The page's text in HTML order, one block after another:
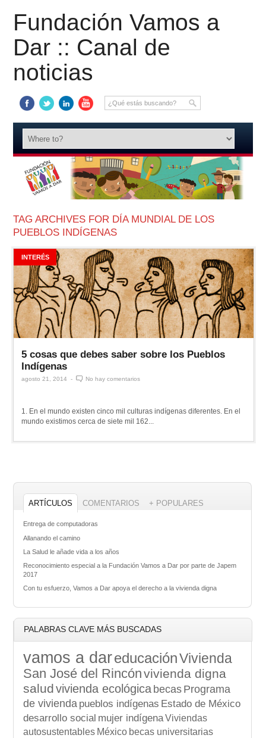
Fundación Vamos a
Dar :: Canal de
noticias
TAG ARCHIVES FOR DÍA MUNDIAL DE LOS
PUEBLOS INDÍGENAS
5 cosas que debes saber sobre los Pueblos
Indígenas
agosto 21, 2014 - No hay comentarios
1. En el mundo existen cinco mil culturas indígenas diferentes. En el
mundo existimos cerca de siete mil 162...
INTERÉS
ARTÍCULOS COMENTARIOS + POPULARES
Entrega de computadoras
Allanando el camino
La Salud le añade vida a los años
Reconocimiento especial a la Fundación Vamos a Dar por parte de Japem
2017
Con tu esfuerzo, Vamos a Dar apoya el derecho a la vivienda digna
PALABRAS CLAVE MÁS BUSCADAS
vamos a dareducaciónVivienda
San José del Rincónvivienda digna
saludvivienda ecológicabecasPrograma
de vivienda pueblos indígenas Estado de México
desarrollo social mujer indígenaViviendas
autosustentables México becas universitarias